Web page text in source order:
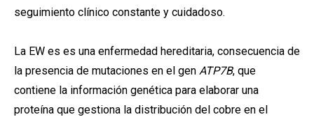
seguimiento clínico constante y cuidadoso.
La EW es es una enfermedad hereditaria, consecuencia de
la presencia de mutaciones en el gen ATP7B, que
contiene la información genética para elaborar una
proteína que gestiona la distribución del cobre en el